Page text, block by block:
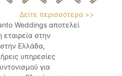
Δείτε περισσότερα >>
Weddings αποτελεί
εταιρεία στην
Ελλάδα,
υπηρεσίες
για